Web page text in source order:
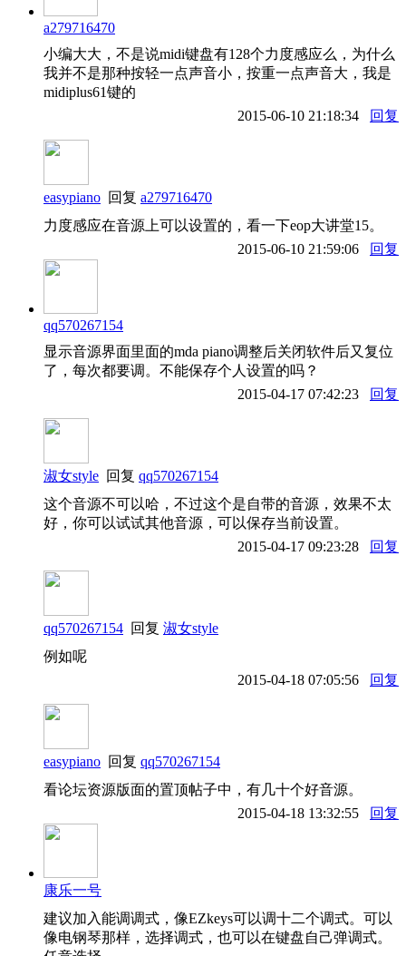
a279716470
小编大大，不是说midi键盘有128个力度感应么，为什么
我并不是那种按轻一点声音小，按重一点声音大，我是
midiplus61键的
2015-06-10 21:18:34
回复
easypiano 回复 a279716470
力度感应在音源上可以设置的，看一下eop大讲堂15。
2015-06-10 21:59:06
回复
qq570267154
显示音源界面里面的mda piano调整后关闭软件后又复位
了，每次都要调。不能保存个人设置的吗？
2015-04-17 07:42:23
回复
淑女style 回复 qq570267154
这个音源不可以哈，不过这个是自带的音源，效果不太
好，你可以试试其他音源，可以保存当前设置。
2015-04-17 09:23:28
回复
qq570267154 回复 淑女style
例如呢
2015-04-18 07:05:56
回复
easypiano 回复 qq570267154
看论坛资源版面的置顶帖子中，有几十个好音源。
2015-04-18 13:32:55
回复
康乐一号
建议加入能调调式，像EZkeys可以调十二个调式。可以
像电钢琴那样，选择调式，也可以在键盘自己弹调式。